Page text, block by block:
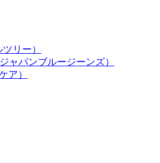
リー）
ジャパンブルージーンズ）
ア）